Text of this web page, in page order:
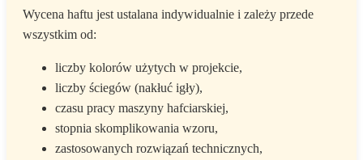
Wycena haftu jest ustalana indywidualnie i zależy przede
wszystkim od:
liczby kolorów użytych w projekcie,
liczby ściegów (nakłuć igły),
czasu pracy maszyny hafciarskiej,
stopnia skomplikowania wzoru,
zastosowanych rozwiązań technicznych,